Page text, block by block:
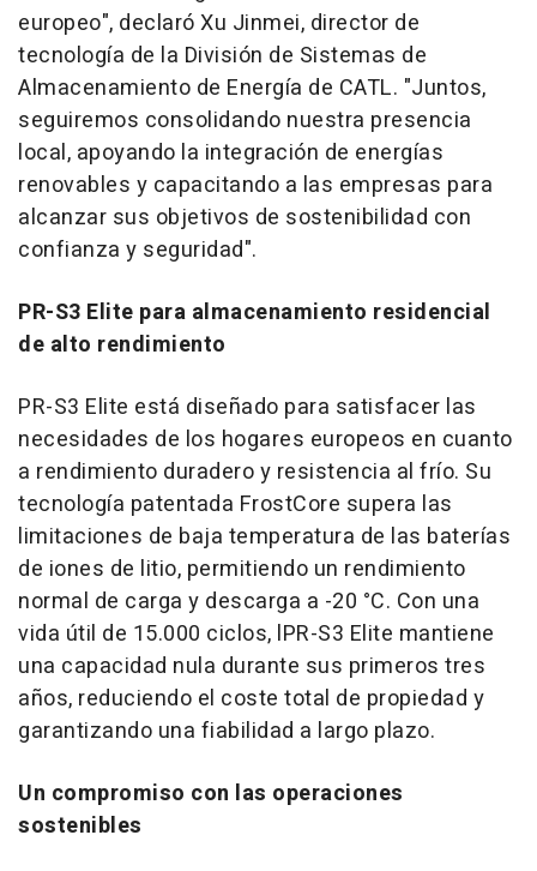
europeo", declaró Xu Jinmei, director de
tecnología de la División de Sistemas de
Almacenamiento de Energía de CATL. "Juntos,
seguiremos consolidando nuestra presencia
local, apoyando la integración de energías
renovables y capacitando a las empresas para
alcanzar sus objetivos de sostenibilidad con
confianza y seguridad".
PR-S3 Elite para almacenamiento residencial
de alto rendimiento
PR-S3 Elite está diseñado para satisfacer las
necesidades de los hogares europeos en cuanto
a rendimiento duradero y resistencia al frío. Su
tecnología patentada FrostCore supera las
limitaciones de baja temperatura de las baterías
de iones de litio, permitiendo un rendimiento
normal de carga y descarga a -20 °C. Con una
vida útil de 15.000 ciclos, lPR-S3 Elite mantiene
una capacidad nula durante sus primeros tres
años, reduciendo el coste total de propiedad y
garantizando una fiabilidad a largo plazo.
Un compromiso con las operaciones
sostenibles